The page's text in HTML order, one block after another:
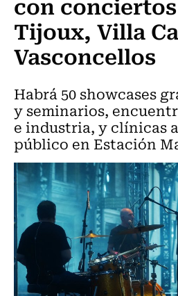
Tijoux, Villa
Vasconcellos
Habrá 50 showcases
y seminarios,
e industria, y clínicas
público en Estación